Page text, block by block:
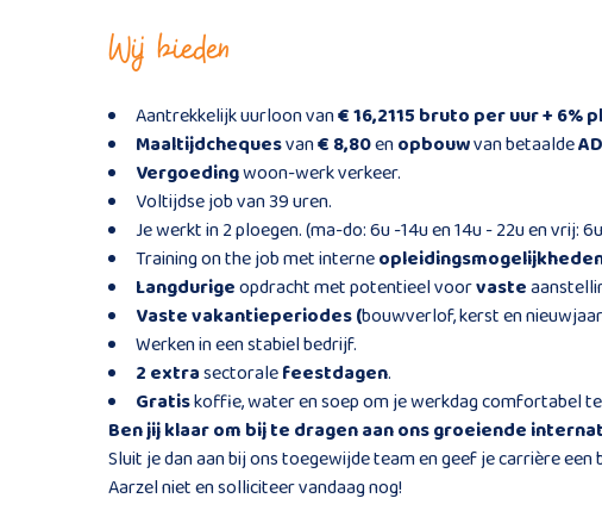
Wij bieden
Aantrekkelijk uurloon van€ 16,2115 bruto per uur + 6%
Maaltijdchequesvan€ 8,80enopbouwvan betaalde
Vergoedingwoon-werk verkeer.
Voltijdse job van 39 uren.
Je werkt in 2 ploegen. (ma-do: 6u -14u en 14u - 22u en vrij:
Training on the job met interne
Langdurigeopdracht met potentieel voorvaste
Vaste vakantieperiodes (bouwverlof, kerst en
Werken in een stabiel bedrijf.
2 extrasectoralefeestdagen.
Gratiskoffie, water en soep om je werkdag comfortabel
Ben jij klaar om bij te dragen aan ons groeiende
Sluit je dan aan bij ons toegewijde team en geef je carrière
Aarzel niet en solliciteer vandaag nog!